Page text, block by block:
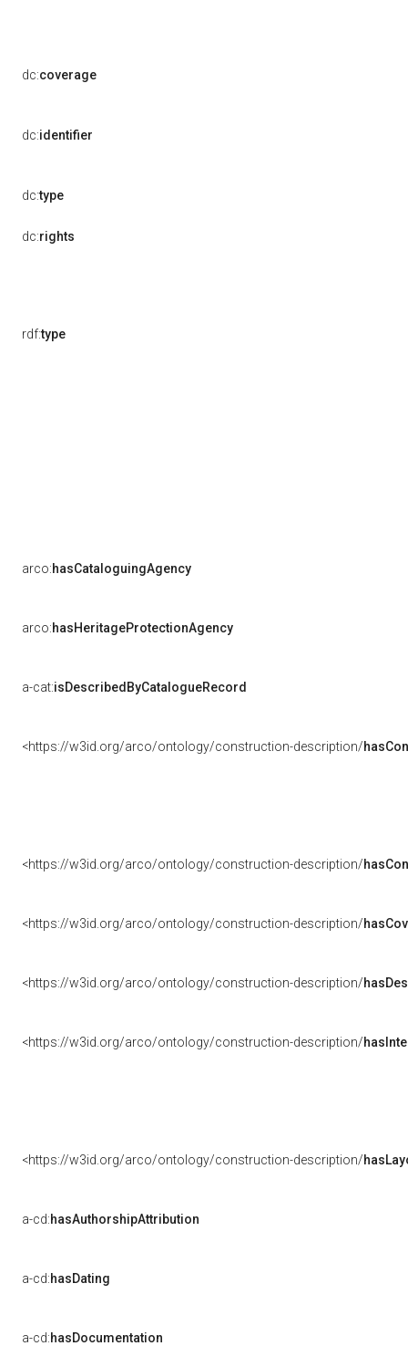
dc:coverage
dc:identifier
dc:type
dc:rights
rdf:type
arco:hasCataloguingAgency
arco:hasHeritageProtectionAgency
a-cat:isDescribedByCatalogueRecord
<https://w3id.org/arco/ontology/construction-description/
<https://w3id.org/arco/ontology/construction-description/
<https://w3id.org/arco/ontology/construction-description/
<https://w3id.org/arco/ontology/construction-description/
<https://w3id.org/arco/ontology/construction-description/
<https://w3id.org/arco/ontology/construction-description/
a-cd:hasAuthorshipAttribution
a-cd:hasDating
a-cd:hasDocumentation